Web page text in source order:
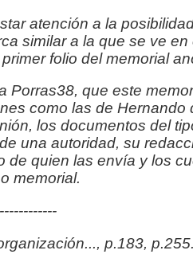
atención a la
similar a la que se ve en
folio del memorial
Porras38, que este
como las de Hernando
los documentos del
una autoridad, su
de quien las envía y los
memorial.
..., p.183,